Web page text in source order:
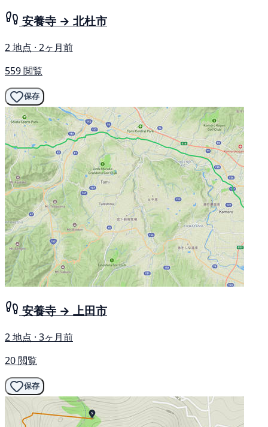
安養寺 → 北杜市
2 地点 · 2ヶ月前
559 閲覧
保存
安養寺 → 上田市
2 地点 · 3ヶ月前
20 閲覧
保存